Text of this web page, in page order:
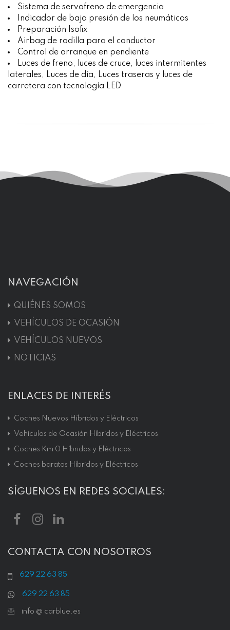
Sistema de servofreno de emergencia
Indicador de baja presión de los neumáticos
Preparación Isofix
Airbag de rodilla para el conductor
Control de arranque en pendiente
Luces de freno, luces de cruce, luces intermitentes
laterales, Luces de día, Luces traseras y luces de
carretera con tecnología LED
NAVEGACIÓN
QUIÉNES SOMOS
VEHÍCULOS DE OCASIÓN
VEHÍCULOS NUEVOS
NOTICIAS
ENLACES DE INTERÉS
Coches Nuevos Híbridos y Eléctricos
Vehículos de Ocasión Híbridos y Eléctricos
Coches Km 0 Híbridos y Eléctricos
Coches baratos Híbridos y Eléctricos
SÍGUENOS EN REDES SOCIALES:
CONTACTA CON NOSOTROS
629 22 63 85
629 22 63 85
info @ carblue.es